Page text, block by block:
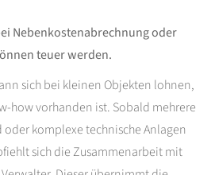
Nebenkostenabrechnung oder
teuer werden.
sich bei kleinen Objekten lohnen,
how vorhanden ist. Sobald mehrere
komplexe technische Anlagen
sich die Zusammenarbeit mit